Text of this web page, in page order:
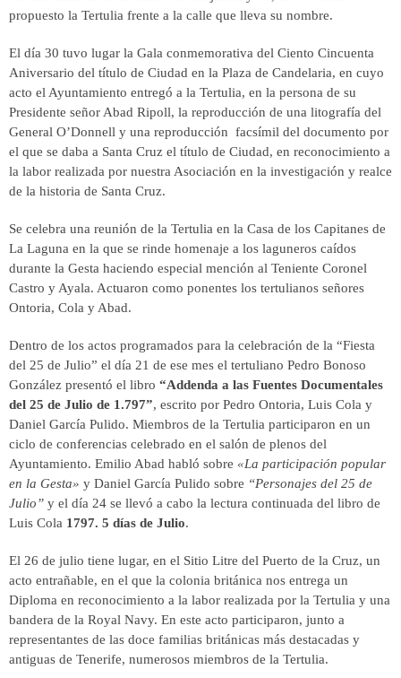
propuesto la Tertulia frente a la calle que lleva su nombre.
El día 30 tuvo lugar la Gala conmemorativa del Ciento Cincuenta
Aniversario del título de Ciudad en la Plaza de Candelaria, en cuyo
acto el Ayuntamiento entregó a la Tertulia, en la persona de su
Presidente señor Abad Ripoll, la reproducción de una litografía del
General O’Donnell y una reproducción facsímil del documento por
el que se daba a Santa Cruz el título de Ciudad, en reconocimiento a
la labor realizada por nuestra Asociación en la investigación y realce
de la historia de Santa Cruz.
Se celebra una reunión de la Tertulia en la Casa de los Capitanes de
La Laguna en la que se rinde homenaje a los laguneros caídos
durante la Gesta haciendo especial mención al Teniente Coronel
Castro y Ayala. Actuaron como ponentes los tertulianos señores
Ontoria, Cola y Abad.
Dentro de los actos programados para la celebración de la “Fiesta
del 25 de Julio” el día 21 de ese mes el tertuliano Pedro Bonoso
González presentó el libro “Addenda a las Fuentes Documentales
del 25 de Julio de 1.797”, escrito por Pedro Ontoria, Luis Cola y
Daniel García Pulido. Miembros de la Tertulia participaron en un
ciclo de conferencias celebrado en el salón de plenos del
Ayuntamiento. Emilio Abad habló sobre «La participación popular
en la Gesta» y Daniel García Pulido sobre “Personajes del 25 de
Julio” y el día 24 se llevó a cabo la lectura continuada del libro de
Luis Cola 1797. 5 días de Julio.
El 26 de julio tiene lugar, en el Sitio Litre del Puerto de la Cruz, un
acto entrañable, en el que la colonia británica nos entrega un
Diploma en reconocimiento a la labor realizada por la Tertulia y una
bandera de la Royal Navy. En este acto participaron, junto a
representantes de las doce familias británicas más destacadas y
antiguas de Tenerife, numerosos miembros de la Tertulia.